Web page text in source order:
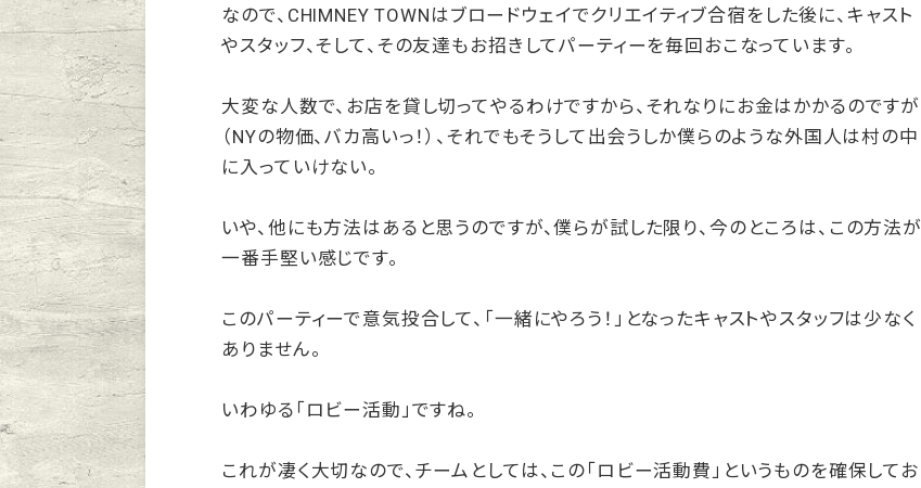
なので、CHIMNEY TOWNはブロードウェイでクリエイティブ合宿をした後に、キャスト
やスタッフ、そして、その友達もお招きしてパーティーを毎回おこなっています。
大変な人数で、お店を貸し切ってやるわけですから、それなりにお金はかかるのですが
（NYの物価、バカ高いっ！）、それでもそうして出会うしか僕らのような外国人は村の中
に入っていけない。
いや、他にも方法はあると思うのですが、僕らが試した限り、今のところは、この方法が
一番手堅い感じです。
このパーティーで意気投合して、「一緒にやろう！」となったキャストやスタッフは少なく
ありません。
いわゆる「ロビー活動」ですね。
これが凄く大切なので、チームとしては、この「ロビー活動費」というものを確保してお